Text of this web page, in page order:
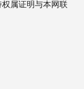
属证明与本网联